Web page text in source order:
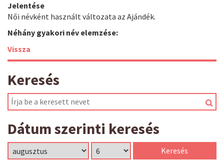
Jelentése
Női névként használt változata az Ajándék.
Néhány gyakori név elemzése:
Vissza
Keresés
Dátum szerinti keresés